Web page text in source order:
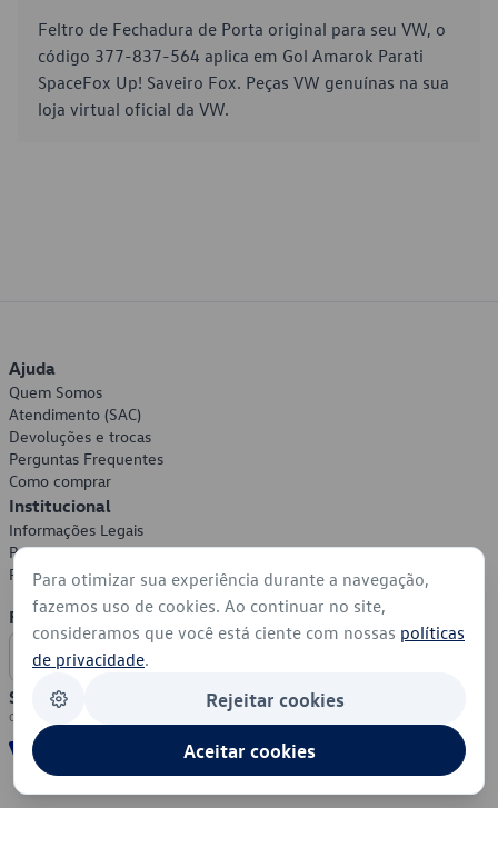
Feltro de Fechadura de Porta original para seu VW, o
código 377-837-564 aplica em Gol Amarok Parati
SpaceFox Up! Saveiro Fox. Peças VW genuínas na sua
loja virtual oficial da VW.
Ajuda
Quem Somos
Atendimento (SAC)
Devoluções e trocas
Perguntas Frequentes
Como comprar
Institucional
Informações Legais
Política de Privacidade
Política de Cookies
Formas de Pagamento
Segurança
Para otimizar sua experiência durante a navegação,
fazemos uso de cookies. Ao continuar no site,
consideramos que você está ciente com nossas políticas
de privacidade.
Rejeitar cookies
Aceitar cookies